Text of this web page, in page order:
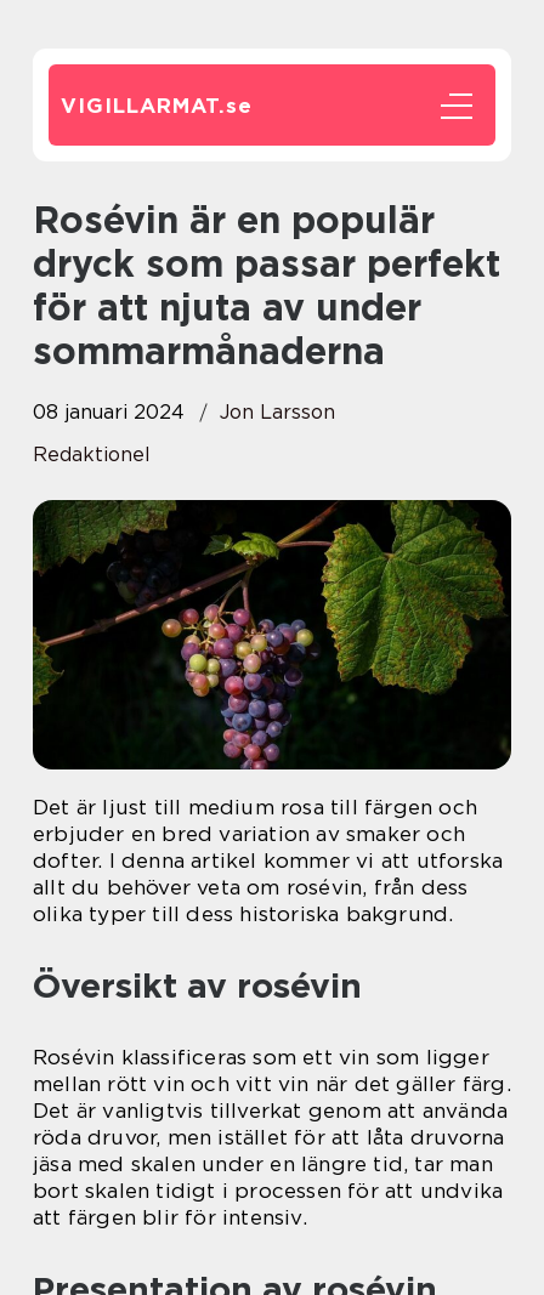
VIGILLARMAT.se
Rosévin är en populär
dryck som passar perfekt
för att njuta av under
sommarmånaderna
08 januari 2024
Jon Larsson
Redaktionel
Det är ljust till medium rosa till färgen och
erbjuder en bred variation av smaker och
dofter. I denna artikel kommer vi att utforska
allt du behöver veta om rosévin, från dess
olika typer till dess historiska bakgrund.
Översikt av rosévin
Rosévin klassificeras som ett vin som ligger
mellan rött vin och vitt vin när det gäller färg.
Det är vanligtvis tillverkat genom att använda
röda druvor, men istället för att låta druvorna
jäsa med skalen under en längre tid, tar man
bort skalen tidigt i processen för att undvika
att färgen blir för intensiv.